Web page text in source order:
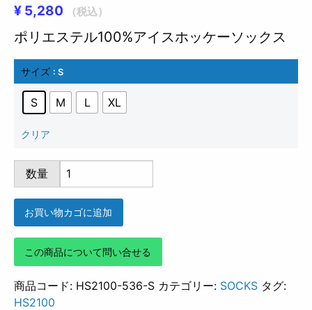
¥ 5,280 （税込）
ポリエステル100%アイスホッケーソックス
サイズ : S
S M L XL
クリア
HS2100-
536
個
数量
お買い物カゴに追加
この商品について問い合せる
商品コード: HS2100-536-S カテゴリー: SOCKS タグ:
HS2100